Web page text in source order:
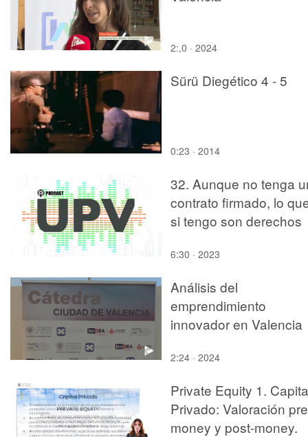
2:,0 · 2024
Sürü Diegético 4 - 5
0:23 · 2014
32. Aunque no tenga
contrato firmado, lo
si tengo son derechos
6:30 · 2023
Análisis del
emprendimiento
innovador en Valencia
2:24 · 2024
Private Equity 1.
Privado: Valoración
money y post-money.